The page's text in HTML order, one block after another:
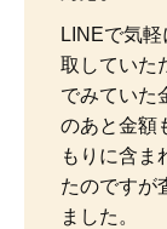
LINEで気
取していた
でみていた
のあと金額
もりに含ま
たのですが
ました。